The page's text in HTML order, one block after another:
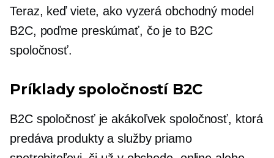
Teraz, keď viete, ako vyzerá obchodný model
B2C, poďme preskúmať, čo je to B2C
spoločnosť.
Príklady spoločností B2C
B2C spoločnosť je akákoľvek spoločnosť, ktorá
predáva produkty a služby priamo